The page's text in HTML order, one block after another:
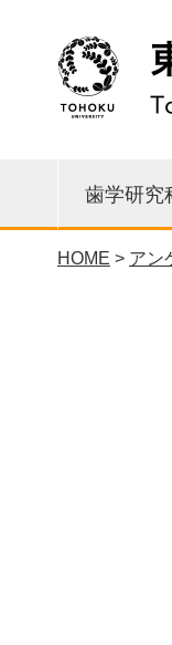
歯学研究
研究科
教育理研
歯
大
大
各講座
歯学イ
環境歯
先端再生
臨床疫
各
東日本
HOME > アン